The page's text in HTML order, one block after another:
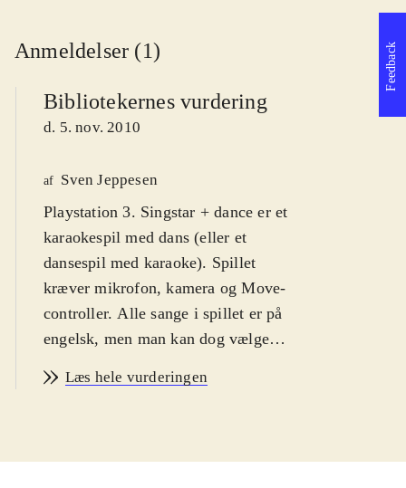
Anmeldelser (1)
Bibliotekernes vurdering
d. 5. nov. 2010
af Sven Jeppesen
Playstation 3. Singstar + dance er et
karaokespil med dans (eller et
dansespil med karaoke). Spillet
kræver mikrofon, kamera og Move-
controller. Alle sange i spillet er på
engelsk, men man kan dog vælge
er 12 pga. grimt sprog i
rimeligt engelsk for at kunne score i
Læs hele vurderingen
Feedback